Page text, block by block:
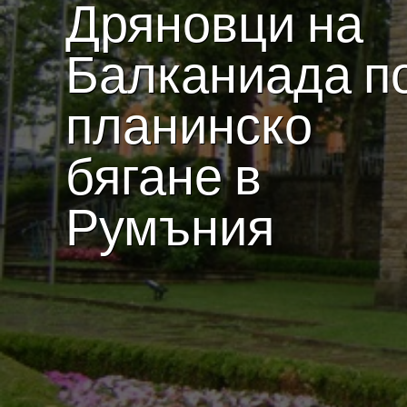
Дряновци на
Балканиада
планинско
бягане в
Румъния